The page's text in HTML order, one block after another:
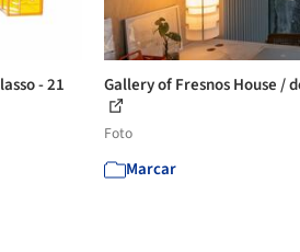
- 21 Gallery of Fresnos House /
Foto
Marcar